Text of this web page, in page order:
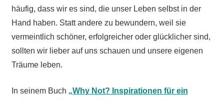
häufig, dass wir es sind, die unser Leben selbst in der
Hand haben. Statt andere zu bewundern, weil sie
vermeintlich schöner, erfolgreicher oder glücklicher sind,
sollten wir lieber auf uns schauen und unsere eigenen
Träume leben.
In seinem Buch „Why Not? Inspirationen für ein